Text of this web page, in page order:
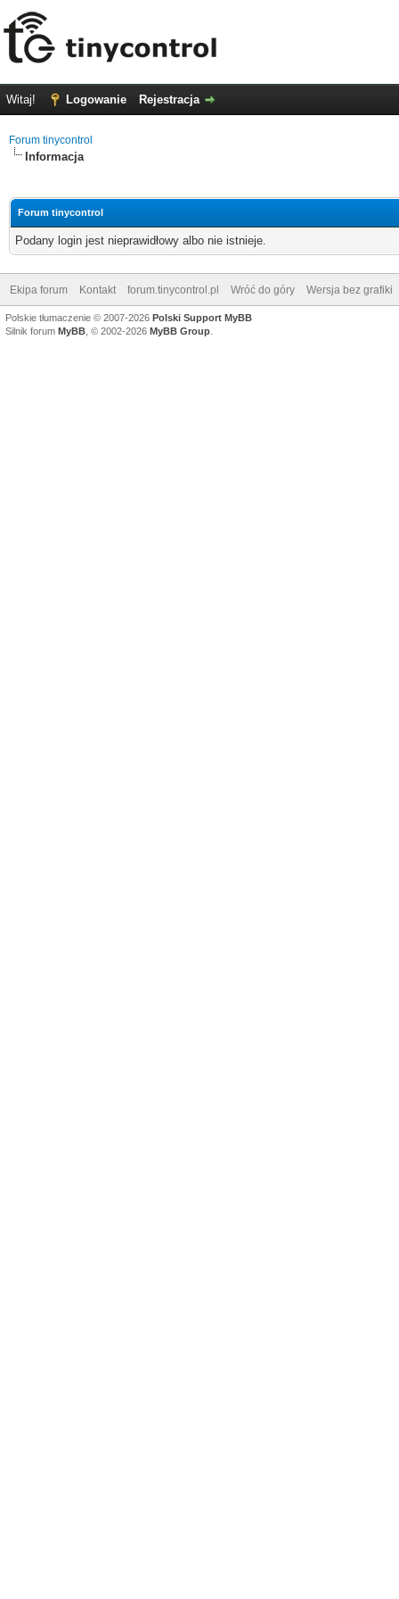
Witaj! Logowanie Rejestracja
Forum tinycontrol
Informacja
Forum tinycontrol
Podany login jest nieprawidłowy albo nie istnieje.
Ekipa forum Kontakt forum.tinycontrol.pl Wróć do góry Wersja bez grafiki
Polskie tłumaczenie © 2007-2026 Polski Support MyBB
Silnik forum MyBB , © 2002-2026 MyBB Group